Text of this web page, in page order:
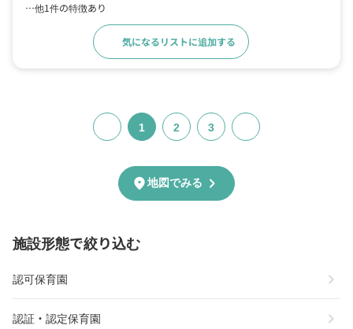
…他1件の特徴あり
気になるリストに追加する
1 2 3
location_on地図でみる chevron_right
施設形態で絞り込む
認可保育園 chevron_right
認証・認定保育園 chevron_right